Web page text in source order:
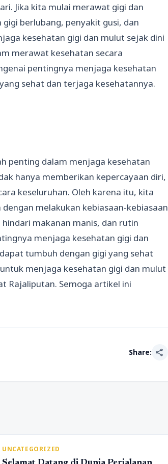
Jika kita mulai merawat gigi dan
berlubang, penyakit gusi, dan
kesehatan gigi dan mulut sejak dini
merawat kesehatan secara
pentingnya menjaga kesehatan
sehat dan terjaga kesehatannya.
penting dalam menjaga kesehatan
hanya memberikan kepercayaan diri,
keseluruhan. Oleh karena itu, kita
melakukan kebiasaan-kebiasaan
makanan manis, dan rutin
menjaga kesehatan gigi dan
tumbuh dengan gigi yang sehat
menjaga kesehatan gigi dan mulut
Rajaliputan. Semoga artikel ini
Share: share
UNCATEGORIZED